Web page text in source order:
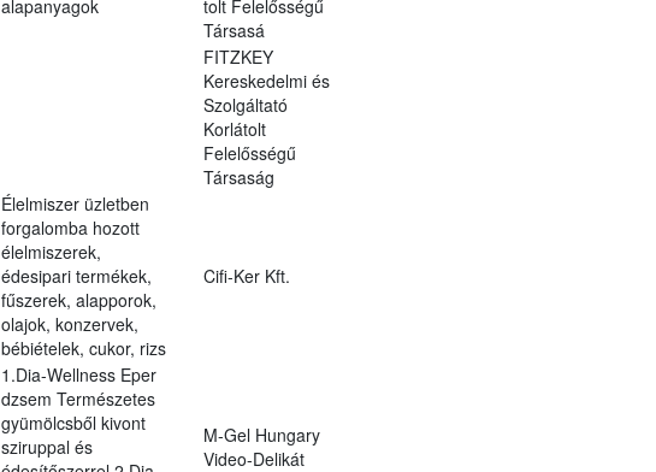
alapanyagok
tolt Felelősségű
Társasá
FITZKEY
Kereskedelmi és
Szolgáltató
Korlátolt
Felelősségű
Társaság
Élelmiszer üzletben
forgalomba hozott
élelmiszerek,
édesipari termékek,
fűszerek, alapporok,
olajok, konzervek,
bébiételek, cukor, rizs
Cifi-Ker Kft.
1.Dia-Wellness Eper
dzsem Természetes
gyümölcsből kivont
sziruppal és
M-Gel Hungary
Video-Delikát